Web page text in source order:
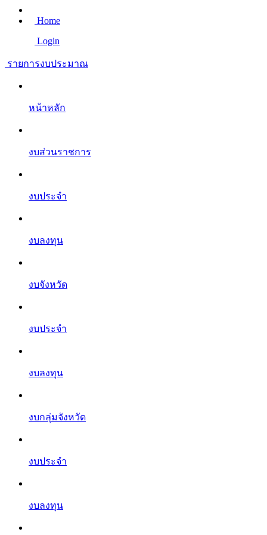
Home
Login
รายการงบประมาณ
หน้าหลัก
งบส่วนราชการ
งบประจำ
งบลงทุน
งบจังหวัด
งบประจำ
งบลงทุน
งบกลุ่มจังหวัด
งบประจำ
งบลงทุน